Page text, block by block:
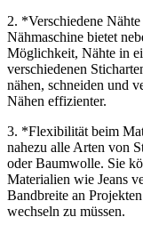
2. *Verschiedene
Nähmaschine bietet
Möglichkeit, Nähte in
verschiedenen
nähen, schneiden und
Nähen effizienter.
3. *Flexibilität beim
nahezu alle Arten von
oder Baumwolle. Sie
Materialien wie Jeans
Bandbreite an
wechseln zu müssen.